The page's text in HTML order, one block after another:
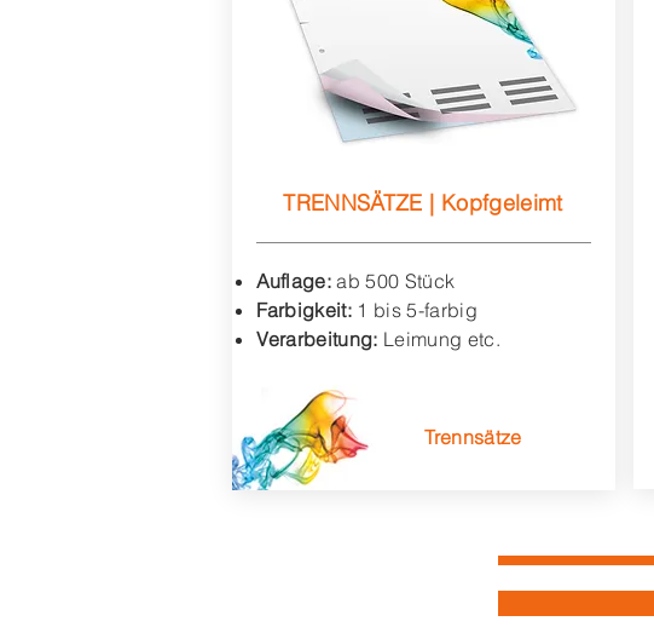
TRENNSÄTZE | Kopfgeleimt
Auflage: ab 500 Stück
Farbigkeit: 1 bis 5-farbig
Verarbeitung: Leimung etc.
Trennsätze